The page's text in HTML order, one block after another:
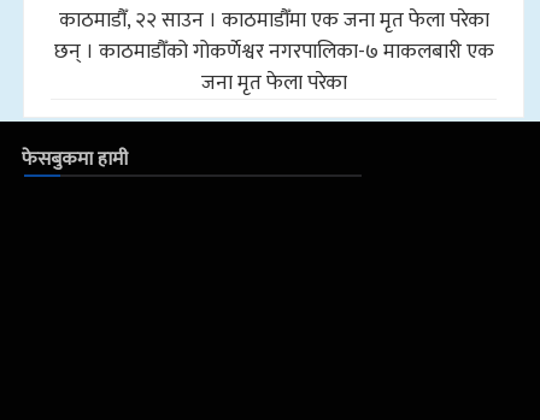
काठमाडौँ, २२ साउन । काठमाडौँमा एक जना मृत फेला परेका
छन् । काठमाडौँको गोकर्णेश्वर नगरपालिका-७ माकलबारी एक
जना मृत फेला परेका
फेसबुकमा हामी